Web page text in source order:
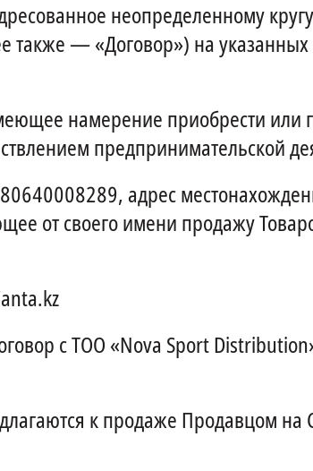
неопределенному
также — «Договор») на
намерение приобрести
предпринимательской
адрес
от своего имени продажу
с ТОО «Nova Sport
к продаже Продавцом